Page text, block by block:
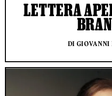
LETTERA
DI GIOVANNI